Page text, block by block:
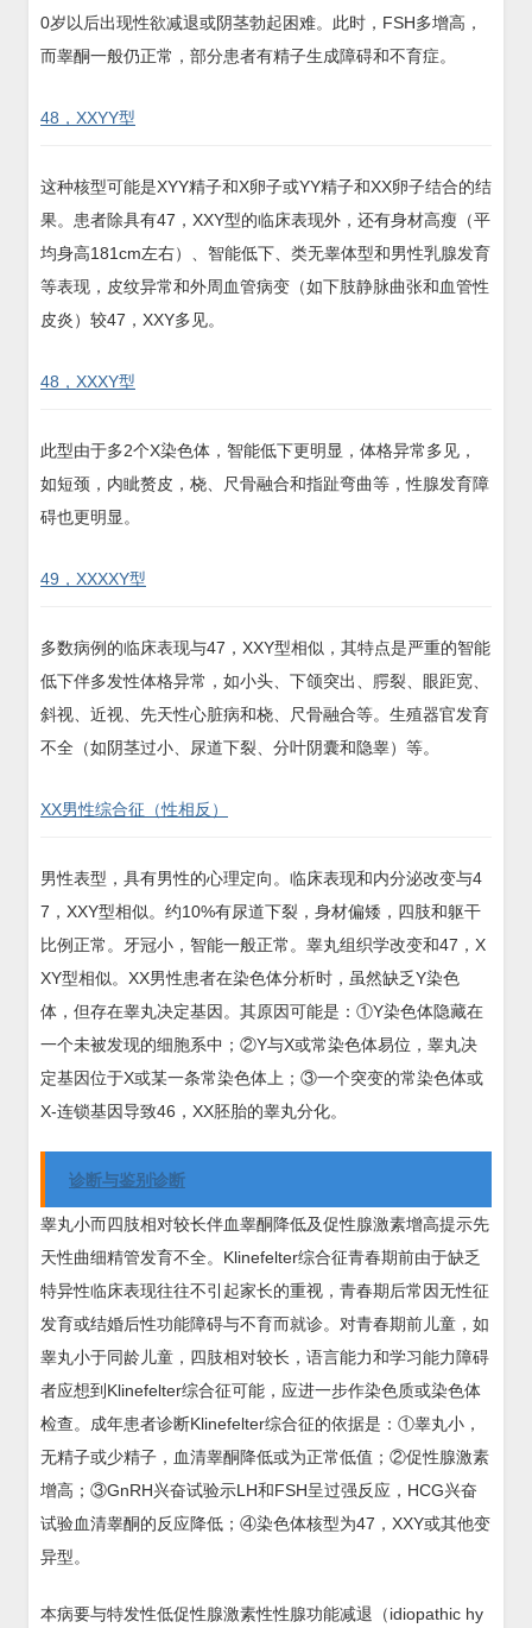
0岁以后出现性欲减退或阴茎勃起困难。此时，FSH多增高，
而睾酮一般仍正常，部分患者有精子生成障碍和不育症。
48，XXYY型
这种核型可能是XYY精子和X卵子或YY精子和XX卵子结合的结
果。患者除具有47，XXY型的临床表现外，还有身材高瘦（平
均身高181cm左右）、智能低下、类无睾体型和男性乳腺发育
等表现，皮纹异常和外周血管病变（如下肢静脉曲张和血管性
皮炎）较47，XXY多见。
48，XXXY型
此型由于多2个X染色体，智能低下更明显，体格异常多见，
如短颈，内眦赘皮，桡、尺骨融合和指趾弯曲等，性腺发育障
碍也更明显。
49，XXXXY型
多数病例的临床表现与47，XXY型相似，其特点是严重的智能
低下伴多发性体格异常，如小头、下颌突出、腭裂、眼距宽、
斜视、近视、先天性心脏病和桡、尺骨融合等。生殖器官发育
不全（如阴茎过小、尿道下裂、分叶阴囊和隐睾）等。
XX男性综合征（性相反）
男性表型，具有男性的心理定向。临床表现和内分泌改变与4
7，XXY型相似。约10%有尿道下裂，身材偏矮，四肢和躯干
比例正常。牙冠小，智能一般正常。睾丸组织学改变和47，X
XY型相似。XX男性患者在染色体分析时，虽然缺乏Y染色
体，但存在睾丸决定基因。其原因可能是：①Y染色体隐藏在
一个未被发现的细胞系中；②Y与X或常染色体易位，睾丸决
定基因位于X或某一条常染色体上；③一个突变的常染色体或
X-连锁基因导致46，XX胚胎的睾丸分化。
诊断与鉴别诊断
睾丸小而四肢相对较长伴血睾酮降低及促性腺激素增高提示先
天性曲细精管发育不全。Klinefelter综合征青春期前由于缺乏
特异性临床表现往往不引起家长的重视，青春期后常因无性征
发育或结婚后性功能障碍与不育而就诊。对青春期前儿童，如
睾丸小于同龄儿童，四肢相对较长，语言能力和学习能力障碍
者应想到Klinefelter综合征可能，应进一步作染色质或染色体
检查。成年患者诊断Klinefelter综合征的依据是：①睾丸小，
无精子或少精子，血清睾酮降低或为正常低值；②促性腺激素
增高；③GnRH兴奋试验示LH和FSH呈过强反应，HCG兴奋
试验血清睾酮的反应降低；④染色体核型为47，XXY或其他变
异型。
本病要与特发性低促性腺激素性性腺功能减退（idiopathic hy